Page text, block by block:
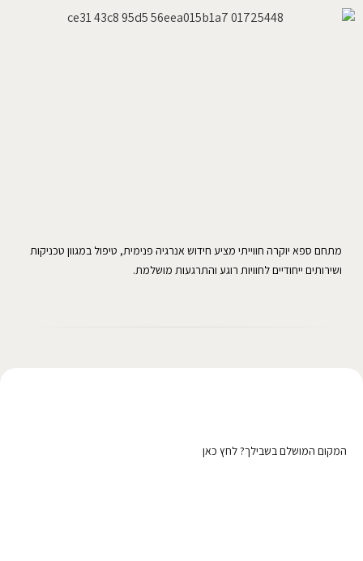
מתחם ספא יוקרה חווייתי מציע חידוש אנרגיה פנימית, טיפול במגוון טכניקות
ושירותים ייחודיים לחוויות רוגע והתרגעות מושלמת.
המקום המושלם בשבילך? לחץ כאן